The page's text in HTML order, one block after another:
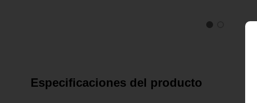
Especificaciones del producto